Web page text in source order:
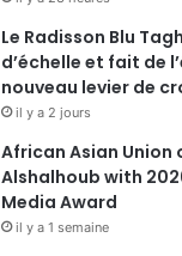
Le Radisson Blu
d’échelle et fait de
nouveau levier de
il y a 2 jours
African Asian Union
Alshalhoub with
Media Award
il y a 1 semaine